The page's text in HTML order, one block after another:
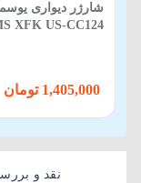
شارژر دیواری
نقد و